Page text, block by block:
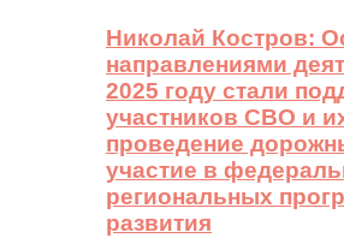
Николай Костров:
направлениями
2025 году стали
участников СВО и
проведение
участие в
региональных
развития